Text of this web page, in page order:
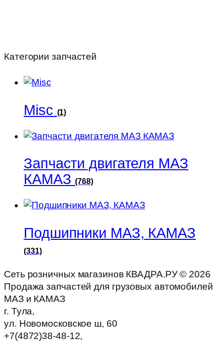
Категории запчастей
Misc (1)
Запчасти двигателя МАЗ
КАМАЗ(768)
Подшипники МАЗ, КАМАЗ
(331)
Сеть розничных магазинов КВАДРА.РУ © 2026
Продажа запчастей для грузовых автомобилей
МАЗ и КАМАЗ
г. Тула,
ул. Новомосковское ш, 60
+7(4872)38-48-12,